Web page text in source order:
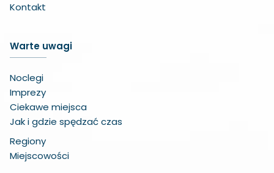
Kontakt
Warte uwagi
Noclegi
Imprezy
Ciekawe miejsca
Jak i gdzie spędzać czas
Regiony
Miejscowości